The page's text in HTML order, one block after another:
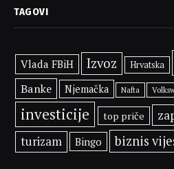
TAGOVI
Vlada FBiH Izvoz Hrvatska
Banke Njemačka Nafta
investicije top priče
turizam Bingo biznis